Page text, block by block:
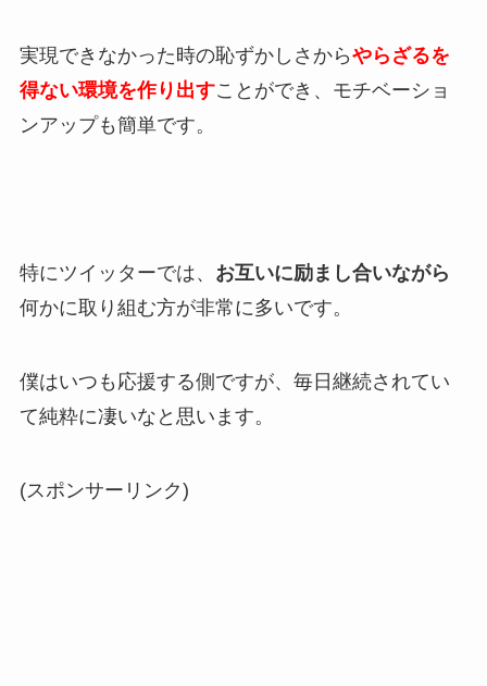
実現できなかった時の恥ずかしさからやらざるを
得ない環境を作り出すことができ、モチベーショ
ンアップも簡単です。
特にツイッターでは、 お互いに励まし合いながら
何かに取り組む方が非常に多いです。
僕はいつも応援する側ですが、毎日継続されてい
て純粋に凄いなと思います。
(スポンサーリンク)